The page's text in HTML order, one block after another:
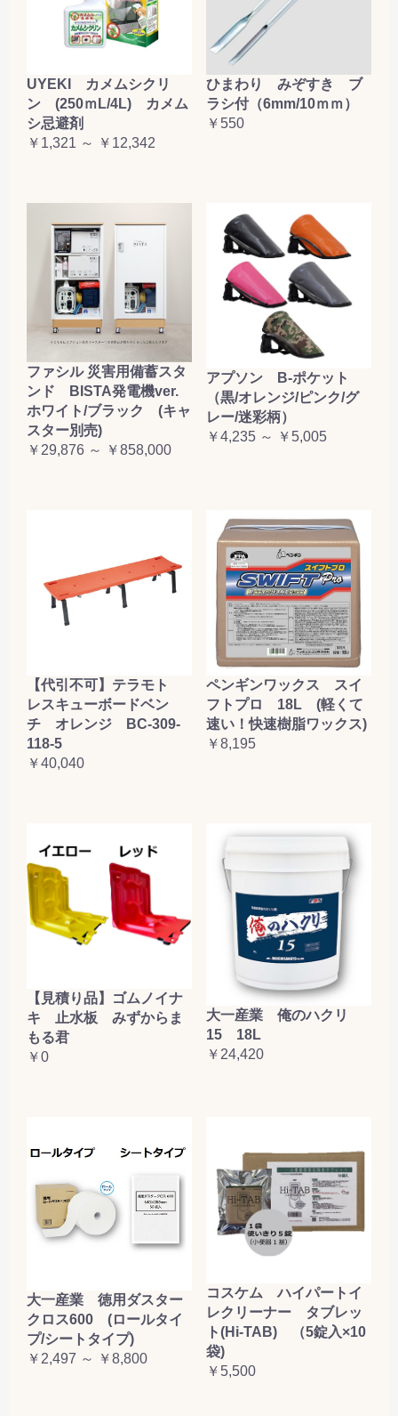
お買い物を続ける カートへ進む
UYEKI カメムシクリ
ン (250ｍL/4L) カメム
シ忌避剤
￥1,321 ～ ￥12,342
ひまわり みぞすき ブ
ラシ付（6mm/10ｍｍ）
￥550
ファシル 災害用備蓄スタ
ンド BISTA発電機ver.
ホワイト/ブラック (キャ
スター別売)
￥29,876 ～ ￥858,000
アプソン B-ポケット
（黒/オレンジ/ピンク/グ
レー/迷彩柄）
￥4,235 ～ ￥5,005
【代引不可】テラモト
レスキューボードベン
チ オレンジ BC-309-
118-5
￥40,040
ペンギンワックス スイ
フトプロ 18L (軽くて
速い！快速樹脂ワックス)
￥8,195
【見積り品】ゴムノイナ
キ 止水板 みずからま
もる君
￥0
大一産業 俺のハクリ
15 18L
￥24,420
大一産業 徳用ダスター
クロス600 (ロールタイ
プ/シートタイプ)
￥2,497 ～ ￥8,800
コスケム ハイパートイ
レクリーナー タブレッ
ト(Hi-TAB) （5錠入×10
袋)
￥5,500